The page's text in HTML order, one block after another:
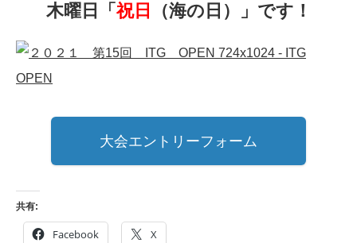
木曜日「祝日 （海の日）」です！
大会エントリーフォーム
共有:
Facebook X